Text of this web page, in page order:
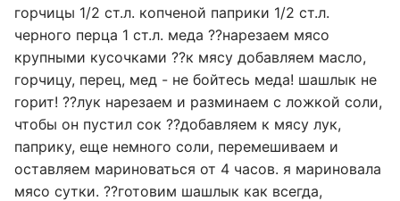
горчицы 1/2 ст.л. копченой паприки 1/2 ст.л.
черного перца 1 ст.л. меда ??нарезаем мясо
крупными кусочками ??к мясу добавляем масло,
горчицу, перец, мед - не бойтесь меда! шашлык не
горит! ??лук нарезаем и разминаем с ложкой соли,
чтобы он пустил сок ??добавляем к мясу лук,
паприку, еще немного соли, перемешиваем и
оставляем мариноваться от 4 часов. я мариновала
мясо сутки. ??готовим шашлык как всегда,